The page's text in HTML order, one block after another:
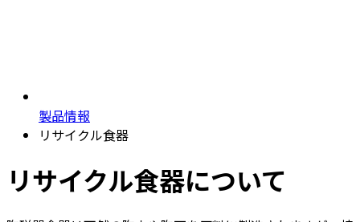
製品情報
リサイクル食器
リサイクル食器について